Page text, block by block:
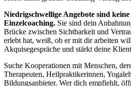
Niedrigschwellige Angebote sind
Einzelcoaching. Sie sind dein
Brücke zwischen Sichtbarkeit und
erlebt hat, weiß, ob er mit dir arbeiten
Akquisegespräche und stärkt deine
Suche Kooperationen mit Menschen,
Therapeuten, Heilpraktikerinnen,
Bildungsanbieter. Wer dich empfiehlt,